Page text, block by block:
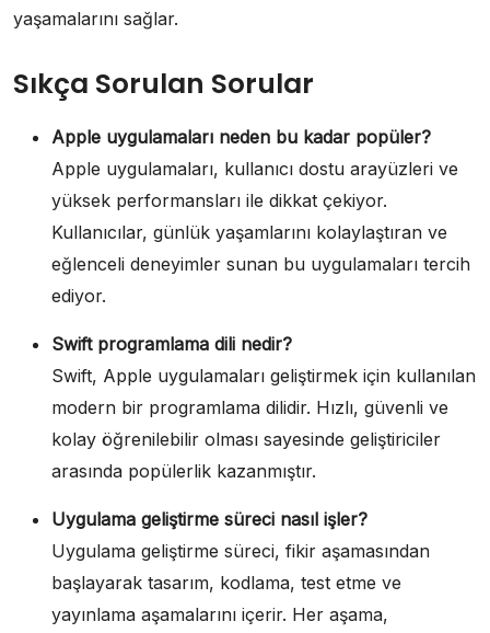
yaşamalarını sağlar.
Sıkça Sorulan Sorular
Apple uygulamaları neden bu kadar popüler?
Apple uygulamaları, kullanıcı dostu arayüzleri ve
yüksek performansları ile dikkat çekiyor.
Kullanıcılar, günlük yaşamlarını kolaylaştıran ve
eğlenceli deneyimler sunan bu uygulamaları tercih
ediyor.
Swift programlama dili nedir?
Swift, Apple uygulamaları geliştirmek için kullanılan
modern bir programlama dilidir. Hızlı, güvenli ve
kolay öğrenilebilir olması sayesinde geliştiriciler
arasında popülerlik kazanmıştır.
Uygulama geliştirme süreci nasıl işler?
Uygulama geliştirme süreci, fikir aşamasından
başlayarak tasarım, kodlama, test etme ve
yayınlama aşamalarını içerir. Her aşama,